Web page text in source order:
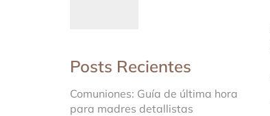
Posts Recientes
Comuniones: Guía de última hora
para madres detallistas